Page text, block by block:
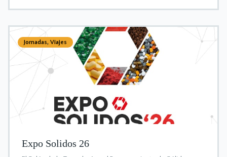
Jornadas, Viajes
Expo Solidos 26